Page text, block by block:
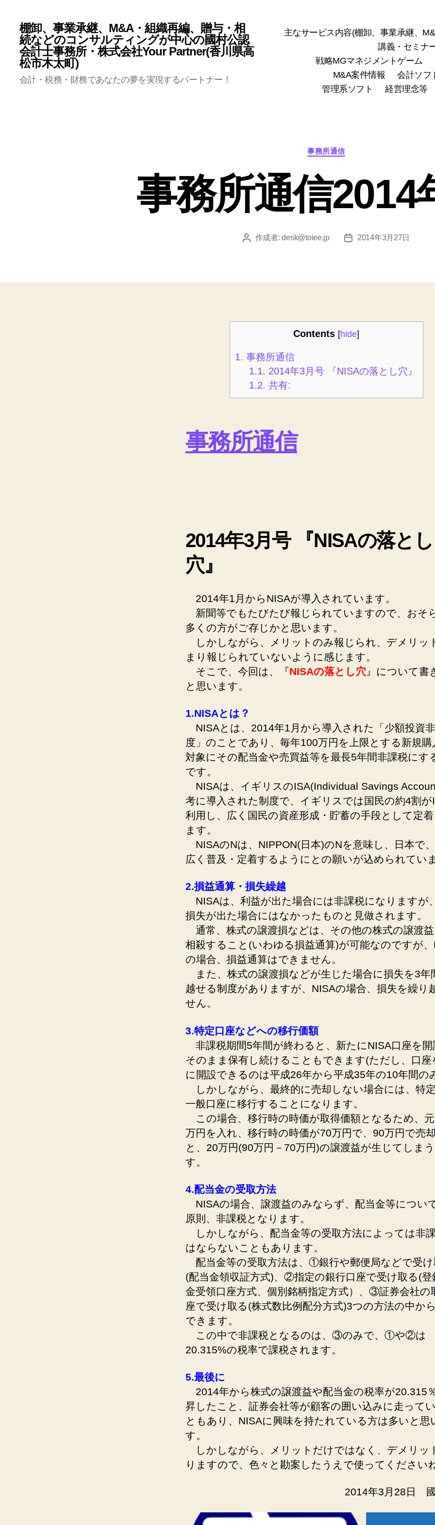
棚卸、事業承継、M&A・組織再編、贈与・相
続などのコンサルティングが中心の國村公認
会計士事務所・株式会社Your Partner(香川県高
松市木太町)
会計・税務・財務であなたの夢を実現するパートナー！
主なサービス内容(棚卸、事業承継、
講義・セミナ
戦略MGマネジメントゲーム
M&A案件情報
会計ソフ
管理系ソフト
経営理念等
カ
テ
リ
ー
事務所通信
事務所通信2014
投 作成者:desk@toiee.jp
投
2014年3月27日
Contents [hide]
1. 事務所通信
1.1. 2014年3月号 『NISAの落とし穴』
1.2. 共有:
事務所通信
2014年3月号 『NISAの落とし
穴』
2014年1月からNISAが導入されています。
新聞等でもたびたび報じられていますので、おそ
多くの方がご存じかと思います。
しかしながら、メリットのみ報じられ、デメリッ
まり報じられていないように感じます。
そこで、今回は、『NISAの落とし穴 』について書
と思います。
1.NISAとは？
NISAとは、2014年1月から導入された「少額投資非
度」のことであり、毎年100万円を上限とする新規購
対象にその配当金や売買益等を最長5年間非課税にす
です。
NISAは、イギリスのISA(Individual Savings
考に導入された制度で、イギリスでは国民の約4割が
利用し、広く国民の資産形成・貯蓄の手段として定
ます。
NISAのNは、NIPPON(日本)のNを意味し、日本で
広く普及・定着するようにとの願いが込められていま
2.損益通算・損失繰越
NISAは、利益が出た場合には非課税になりますが
損失が出た場合にはなかったものと見做されます。
通常、株式の譲渡損などは、その他の株式の譲渡益
相殺すること(いわゆる損益通算)が可能なのですが
の場合、損益通算はできません。
また、株式の譲渡損などが生じた場合に損失を3年
越せる制度がありますが、NISAの場合、損失を繰り
せん。
3.特定口座などへの移行価額
非課税期間5年間が終わると、新たにNISA口座を開
そのまま保有し続けることもできます(ただし、口座
に開設できるのは平成26年から平成35年の10年間の
しかしながら、最終的に売却しない場合には、特
一般口座に移行することになります。
この場合、移行時の時価が取得価額となるため、
万円を入れ、移行時の時価が70万円で、90万円で売
と、20万円(90万円－70万円)の譲渡益が生じてしま
す。
4.配当金の受取方法
NISAの場合、譲渡益のみならず、配当金等につい
原則、非課税となります。
しかしながら、配当金等の受取方法によっては非
はならないこともあります。
配当金等の受取方法は、①銀行や郵便局などで受け
(配当金領収証方式)、②指定の銀行口座で受け取る(登
金受領口座方式、個別銘柄指定方式）、③証券会社の
座で受け取る(株式数比例配分方式)3つの方法の中か
できます。
この中で非課税となるのは、③のみで、①や②は
20.315%の税率で課税されます。
5.最後に
2014年から株式の譲渡益や配当金の税率が20.315
昇したこと、証券会社等が顧客の囲い込みに走って
ともあり、NISAに興味を持たれている方は多いと思
す。
しかしながら、メリットだけではなく、デメリッ
りますので、色々と勘案したうえで使ってください
2014年3月28日